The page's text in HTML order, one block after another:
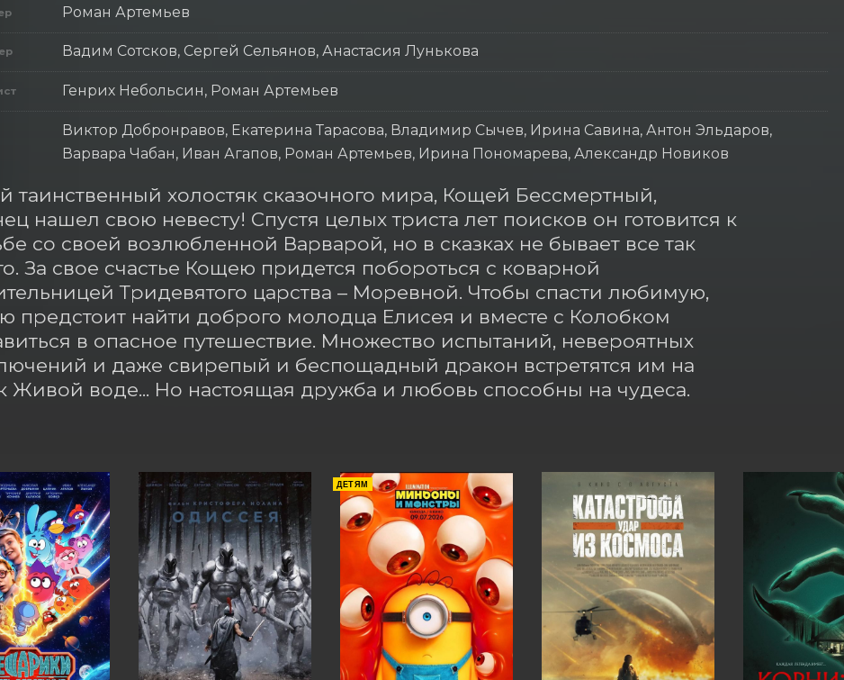
Роман Артемьев
Вадим Сотсков, Сергей Сельянов, Анастасия Лунькова
Генрих Небольсин, Роман Артемьев
Виктор Добронравов, Екатерина Тарасова, Владимир Сычев, Ирина Савина, Антон Эльдаров,
Варвара Чабан, Иван Агапов, Роман Артемьев, Ирина Пономарева, Александр Новиков
таинственный холостяк сказочного мира, Кощей Бессмертный,
нашел свою невесту! Спустя целых триста лет поисков он готовится к
со своей возлюбленной Варварой, но в сказках не бывает все так
За свое счастье Кощею придется побороться с коварной
Тридевятого царства – Моревной. Чтобы спасти любимую,
предстоит найти доброго молодца Елисея и вместе с Колобком
в опасное путешествие. Множество испытаний, невероятных
и даже свирепый и беспощадный дракон встретятся им на
Живой воде... Но настоящая дружба и любовь способны на чудеса.
ДЕТЯМ